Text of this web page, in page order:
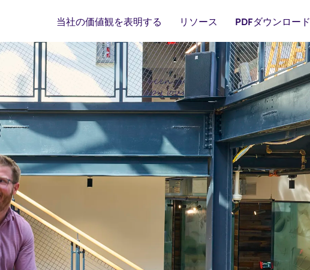
当社の価値観を表明する リソース PDFダウンロード